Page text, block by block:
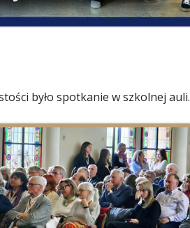
było spotkanie w szkolnej auli.